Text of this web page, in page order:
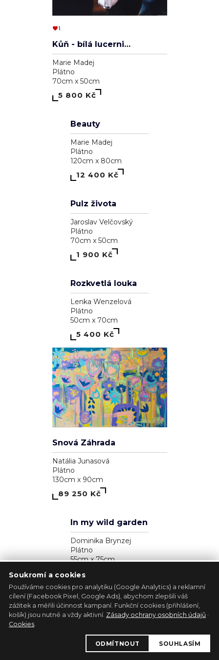
Astrálna bytosť, ktorá má cnosť
Dřevo
15cm x 74cm
39 100 Kč
Pavol Tarasovič
Dřevo
17cm x 35cm
39 300 Kč
1
Soukromí a cookies
Používáme cookies pro analytiku (Google Analytics) a reklamní
cílení (Facebook Pixel, Google Ads), abychom zlepšili váš
zážitek a měřili účinnost kampaní. Funkční cookies (přihlášení,
košík) jsou nutné a vždy aktivní. Zásady ochrany osobních údajů ·
Cookies.
ODMÍTNOUT SOUHLASÍM